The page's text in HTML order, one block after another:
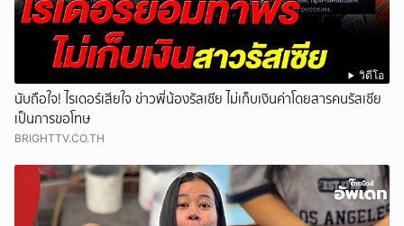
วิดีโอ
นับถือใจ! ไรเดอร์เสียใจ ข่าวพี่น้องรัสเซีย ไม่เก็บเงินค่าโดยสารคนรัสเซีย
เป็นการขอโทษ
BRIGHTTV.CO.TH